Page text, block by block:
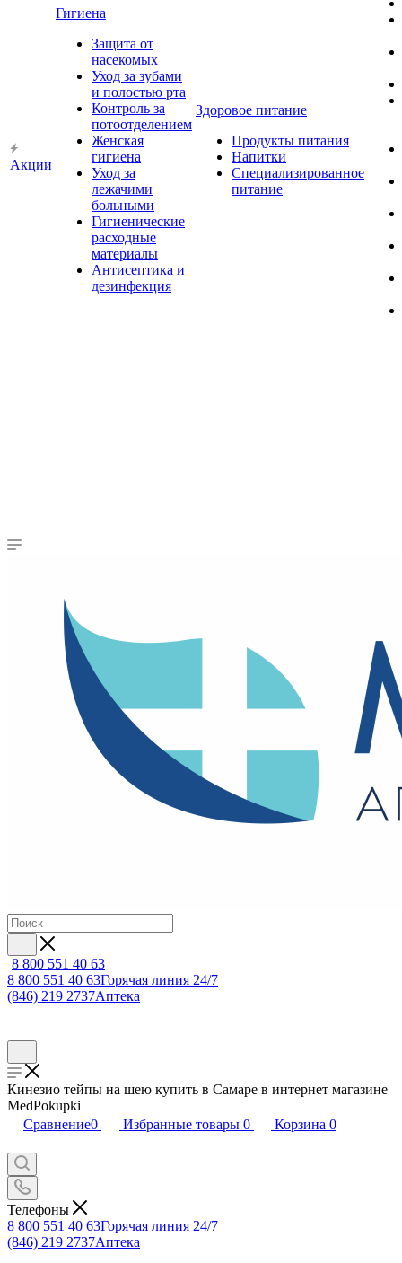
Акции
Гигиена
Защита от
насекомых
Уход за зубами
и полостью рта
Контроль за
потоотделением
Женская
гигиена
Уход за
лежачими
больными
Гигиенические
расходные
материалы
Антисептика и
дезинфекция
Здоровое питание
Продукты питания
Напитки
Специализированное
питание
8 800 551 40 63
8 800 551 40 63Горячая линия 24/7
(846) 219 2737Аптека
Кинезио тейпы на шею купить в Самаре в интернет магазине
MedPokupki
Сравнение0 Избранные товары 0 Корзина 0
Телефоны
8 800 551 40 63Горячая линия 24/7
(846) 219 2737Аптека